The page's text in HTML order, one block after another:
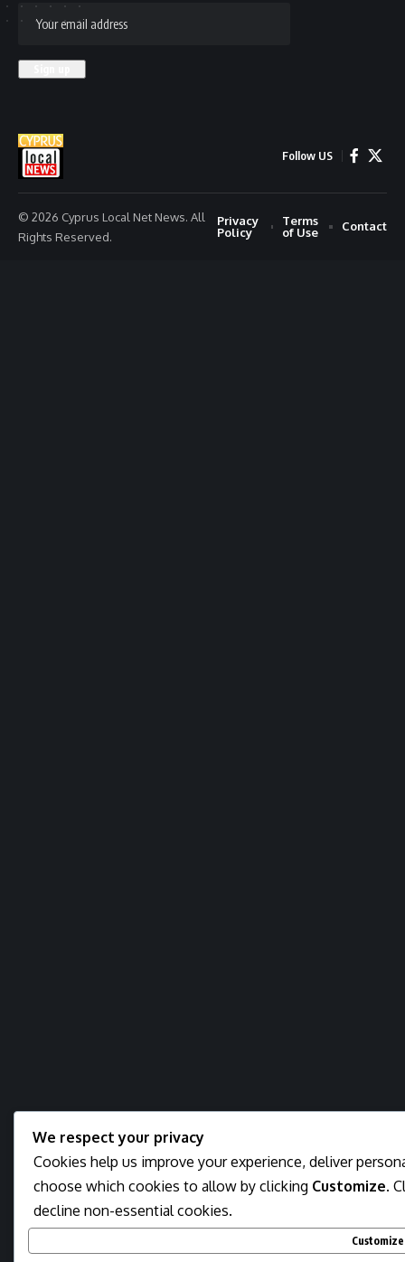
Follow US
© 2026 Cyprus Local Net News. All
Rights Reserved.
Privacy
Policy
Terms
of Use
Contact
We respect your privacy
Cookies help us improve your experience, deliver
choose which cookies to allow by clicking Customize.
decline non-essential cookies.
Customize